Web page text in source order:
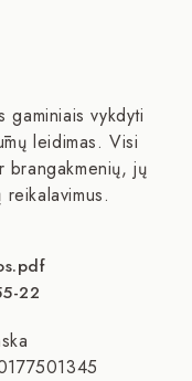
gaminiais vykdyti
leidimas. Visi
brangakmenių, jų
22